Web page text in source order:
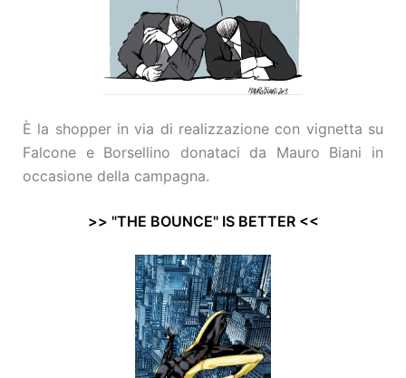
È la shopper in via di realizzazione con vignetta su
Falcone e Borsellino donataci da Mauro Biani in
occasione della campagna.
>> "THE BOUNCE" IS BETTER <<